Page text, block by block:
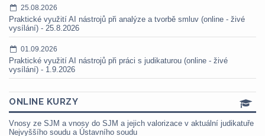
25.08.2026
Praktické využití AI nástrojů při analýze a tvorbě smluv (online - živé
vysílání) - 25.8.2026
01.09.2026
Praktické využití AI nástrojů při práci s judikaturou (online - živé
vysílání) - 1.9.2026
ONLINE KURZY
Vnosy ze SJM a vnosy do SJM a jejich valorizace v aktuální judikatuře
Nejvyššího soudu a Ústavního soudu